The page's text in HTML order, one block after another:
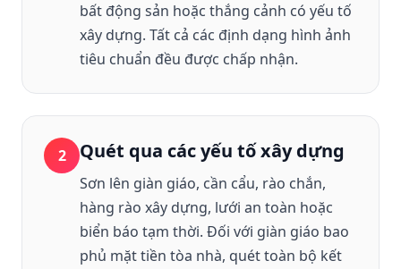
bất động sản hoặc thắng cảnh có yếu tố
xây dựng. Tất cả các định dạng hình ảnh
tiêu chuẩn đều được chấp nhận.
2 Quét qua các yếu tố xây dựng
Sơn lên giàn giáo, cần cẩu, rào chắn,
hàng rào xây dựng, lưới an toàn hoặc
biển báo tạm thời. Đối với giàn giáo bao
phủ mặt tiền tòa nhà, quét toàn bộ kết